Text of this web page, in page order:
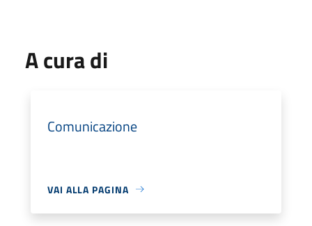
A cura di
Comunicazione
VAI ALLA PAGINA